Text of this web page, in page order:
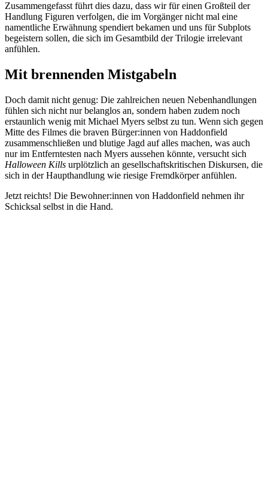
Zusammengefasst führt dies dazu, dass wir für einen Großteil der
Handlung Figuren verfolgen, die im Vorgänger nicht mal eine
namentliche Erwähnung spendiert bekamen und uns für Subplots
begeistern sollen, die sich im Gesamtbild der Trilogie irrelevant
anfühlen.
Mit brennenden Mistgabeln
Doch damit nicht genug: Die zahlreichen neuen Nebenhandlungen
fühlen sich nicht nur belanglos an, sondern haben zudem noch
erstaunlich wenig mit Michael Myers selbst zu tun. Wenn sich gegen
Mitte des Filmes die braven Bürger:innen von Haddonfield
zusammenschließen und blutige Jagd auf alles machen, was auch
nur im Entferntesten nach Myers aussehen könnte, versucht sich
Halloween Kills urplötzlich an gesellschaftskritischen Diskursen, die
sich in der Haupthandlung wie riesige Fremdkörper anfühlen.
Jetzt reichts! Die Bewohner:innen von Haddonfield nehmen ihr
Schicksal selbst in die Hand.